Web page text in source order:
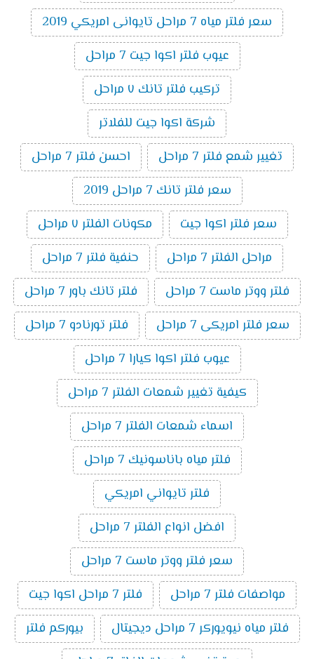
سعر فلتر مياه 7 مراحل تايوانى امريكي 2019
عيوب فلتر اكوا جيت 7 مراحل
تركيب فلتر تانك ٧ مراحل
شركة اكوا جيت للفلاتر
تغيير شمع فلتر 7 مراحل
احسن فلتر 7 مراحل
سعر فلتر تانك 7 مراحل 2019
سعر فلتر اكوا جيت
مكونات الفلتر ٧ مراحل
مراحل الفلتر 7 مراحل
حنفية فلتر 7 مراحل
فلتر ووتر ماست 7 مراحل
فلتر تانك باور 7 مراحل
سعر فلتر امريكى 7 مراحل
فلتر تورنادو 7 مراحل
عيوب فلتر اكوا كيارا 7 مراحل
كيفية تغيير شمعات الفلتر 7 مراحل
اسماء شمعات الفلتر 7 مراحل
فلتر مياه باناسونيك 7 مراحل
فلتر تايواني امريكي
افضل انواع الفلتر 7 مراحل
سعر فلتر ووتر ماست 7 مراحل
مواصفات فلتر 7 مراحل
فلتر 7 مراحل اكوا جيت
فلتر مياه نيويوركر 7 مراحل ديجيتال
بيوركم فلتر